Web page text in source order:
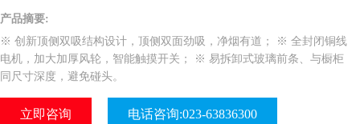
产品摘要:
※ 创新顶侧双吸结构设计，顶侧双面劲吸，净烟有道； ※ 全封闭铜线
电机，加大加厚风轮，智能触摸开关； ※ 易拆卸式玻璃前条、与橱柜
同尺寸深度，避免碰头。
立即咨询 电话咨询:023-63836300